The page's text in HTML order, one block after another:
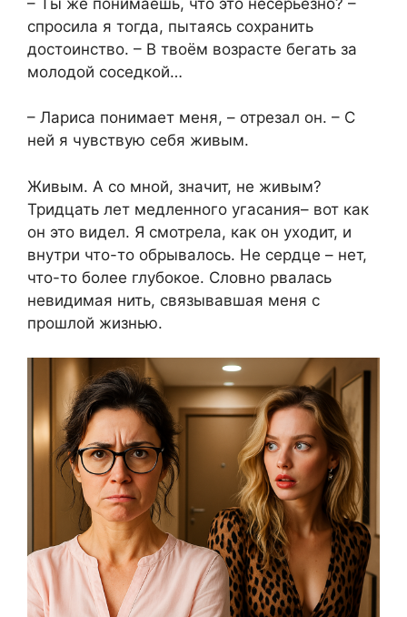
спросила я тогда, пытаясь сохранить
достоинство. – В твоём возрасте бегать за
молодой соседкой…
– Лариса понимает меня, – отрезал он. – С
ней я чувствую себя живым.
Живым. А со мной, значит, не живым?
Тридцать лет медленного угасания– вот как
он это видел. Я смотрела, как он уходит, и
внутри что-то обрывалось. Не сердце – нет,
что-то более глубокое. Словно рвалась
невидимая нить, связывавшая меня с
прошлой жизнью.